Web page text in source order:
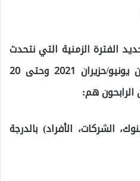
الفترة الزمنية التي نتحدث
عنها، فعلى مدار الفترة من يونيو/حزيران 2021 وحتى 20
الشركات، الأفراد) بالدرجة